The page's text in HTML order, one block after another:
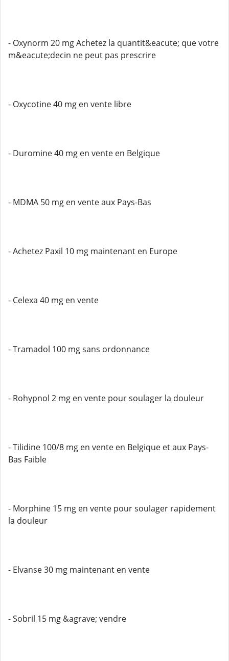
- Oxynorm 20 mg Achetez la quantit&eacute; que votre
m&eacute;decin ne peut pas prescrire
- Oxycotine 40 mg en vente libre
- Duromine 40 mg en vente en Belgique
- MDMA 50 mg en vente aux Pays-Bas
- Achetez Paxil 10 mg maintenant en Europe
- Celexa 40 mg en vente
- Tramadol 100 mg sans ordonnance
- Rohypnol 2 mg en vente pour soulager la douleur
- Tilidine 100/8 mg en vente en Belgique et aux Pays-
Bas Faible
- Morphine 15 mg en vente pour soulager rapidement
la douleur
- Elvanse 30 mg maintenant en vente
- Sobril 15 mg &agrave; vendre